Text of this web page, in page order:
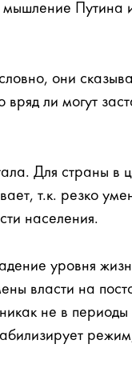
мышление Путина
они
вряд ли могут
Для страны в
т.к. резко
населения.
уровня
власти на
не в